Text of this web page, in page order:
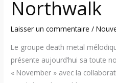
Northwalk
Laisser un commentaire /
Le groupe death metal
présente aujourd’hui sa toute
« November » avec la